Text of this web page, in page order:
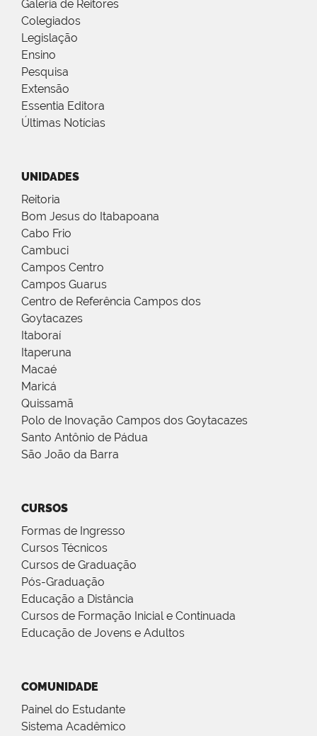
Galeria de Reitores
Colegiados
Legislação
Ensino
Pesquisa
Extensão
Essentia Editora
Últimas Notícias
UNIDADES
Reitoria
Bom Jesus do Itabapoana
Cabo Frio
Cambuci
Campos Centro
Campos Guarus
Centro de Referência Campos dos
Goytacazes
Itaboraí
Itaperuna
Macaé
Maricá
Quissamã
Polo de Inovação Campos dos Goytacazes
Santo Antônio de Pádua
São João da Barra
CURSOS
Formas de Ingresso
Cursos Técnicos
Cursos de Graduação
Pós-Graduação
Educação a Distância
Cursos de Formação Inicial e Continuada
Educação de Jovens e Adultos
COMUNIDADE
Painel do Estudante
Sistema Acadêmico